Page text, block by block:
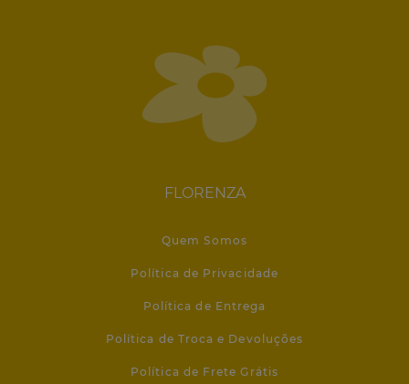
FLORENZA
Quem Somos
Política de Privacidade
Política de Entrega
Política de Troca e Devoluções
Política de Frete Grátis